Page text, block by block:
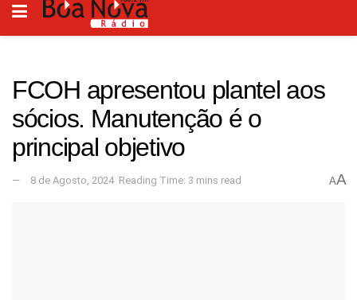
FCOH apresentou plantel aos
sócios. Manutenção é o
principal objetivo
8 de Agosto, 2024 Reading Time: 3 mins read AA